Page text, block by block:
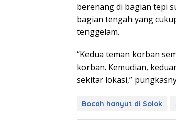
berenang di bagian tepi
bagian tengah yang
tenggelam.
“Kedua teman korban
korban. Kemudian,
sekitar lokasi,”
Bocah hanyut di Solok